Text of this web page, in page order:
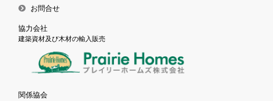
お問合せ
協力会社
建築資材及び木材の輸入販売
関係協会